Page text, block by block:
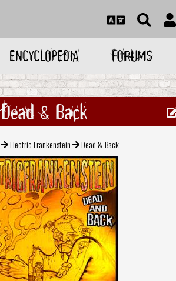
ENCYCLOPEDIA FORUMS
Dead & Back
Electric Frankenstein Dead & Back